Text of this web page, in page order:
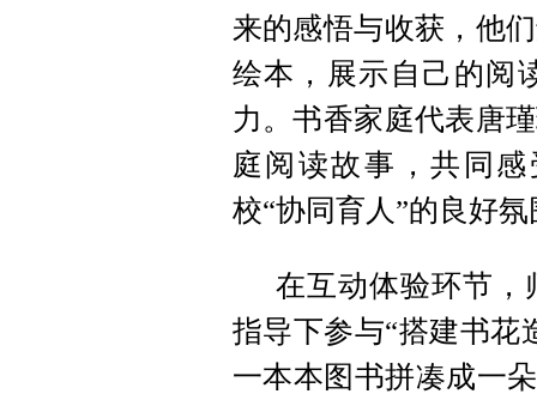
来的感悟与收获，他
绘本，展示自己的阅
力。书香家庭代表唐
庭阅读故事，共同
校“协同育人”的良好氛
在互动体验环节，
指导下参与“搭建书花
一本本图书拼凑成一